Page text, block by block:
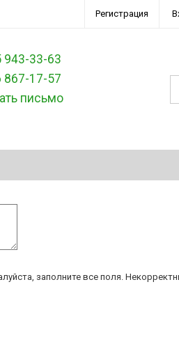
Регистрация
943-33-63
867-17-57
письмо
заполните все поля.